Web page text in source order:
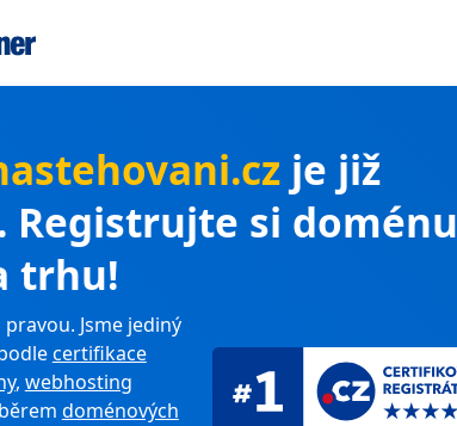
je již
Registrujte si doménu
trhu!
Jsme jediný
certifikace
, webhosting
doménových